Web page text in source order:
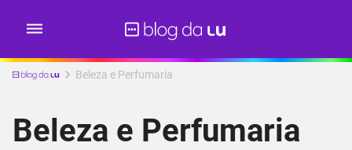
Beleza e Perfumaria
Beleza e Perfumaria